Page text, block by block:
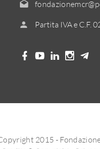
Partita IVA e C.F.
2015 -